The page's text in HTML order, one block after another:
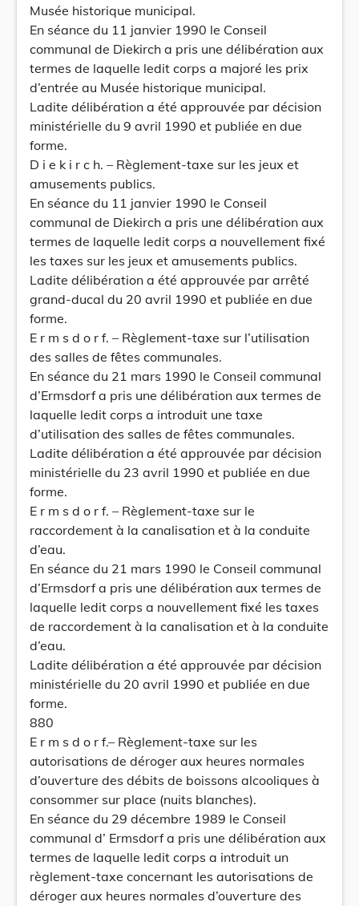
Musée historique municipal.
En séance du 11 janvier 1990 le Conseil
communal de Diekirch a pris une délibération aux
termes de laquelle ledit corps a majoré les prix
d’entrée au Musée historique municipal.
Ladite délibération a été approuvée par décision
ministérielle du 9 avril 1990 et publiée en due
forme.
D i e k i r c h. – Règlement-taxe sur les jeux et
amusements publics.
En séance du 11 janvier 1990 le Conseil
communal de Diekirch a pris une délibération aux
termes de laquelle ledit corps a nouvellement fixé
les taxes sur les jeux et amusements publics.
Ladite délibération a été approuvée par arrêté
grand-ducal du 20 avril 1990 et publiée en due
forme.
E r m s d o r f. – Règlement-taxe sur l’utilisation
des salles de fêtes communales.
En séance du 21 mars 1990 le Conseil communal
d’Ermsdorf a pris une délibération aux termes de
laquelle ledit corps a introduit une taxe
d’utilisation des salles de fêtes communales.
Ladite délibération a été approuvée par décision
ministérielle du 23 avril 1990 et publiée en due
forme.
E r m s d o r f. – Règlement-taxe sur le
raccordement à la canalisation et à la conduite
d’eau.
En séance du 21 mars 1990 le Conseil communal
d’Ermsdorf a pris une délibération aux termes de
laquelle ledit corps a nouvellement fixé les taxes
de raccordement à la canalisation et à la conduite
d’eau.
Ladite délibération a été approuvée par décision
ministérielle du 20 avril 1990 et publiée en due
forme.
880
E r m s d o r f.– Règlement-taxe sur les
autorisations de déroger aux heures normales
d’ouverture des débits de boissons alcooliques à
consommer sur place (nuits blanches).
En séance du 29 décembre 1989 le Conseil
communal d’ Ermsdorf a pris une délibération aux
termes de laquelle ledit corps a introduit un
règlement-taxe concernant les autorisations de
déroger aux heures normales d’ouverture des